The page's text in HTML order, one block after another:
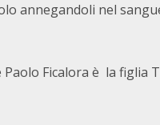
annegandoli nel
Ficalora è la figlia